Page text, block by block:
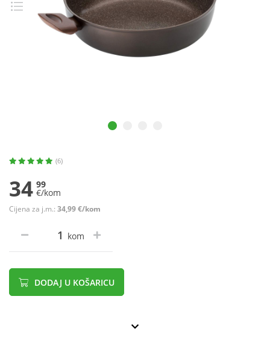
(6)
34 99
€/kom
Cijena za j.m.: 34,99 €/kom
kom
DODAJ U KOŠARICU